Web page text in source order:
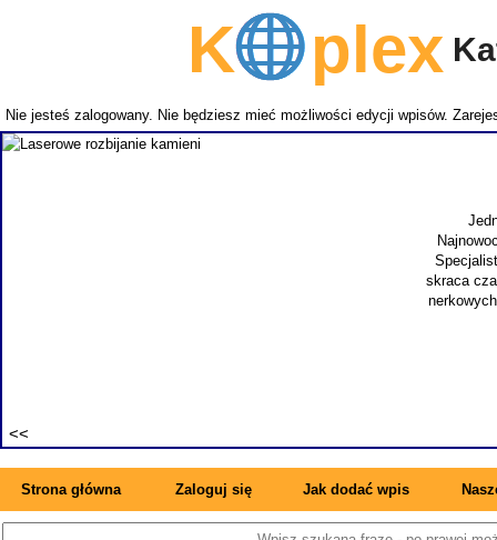
Kplex
Nie jesteś zalogowany. Nie będziesz mieć możliwości edycji wpisów.
skraca
Strona główna Zaloguj się Jak dodać wpis